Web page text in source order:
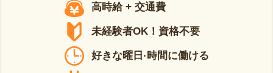
高時給 + 交通費
未経験者OK！資格不要
好きな曜日·時間に働ける